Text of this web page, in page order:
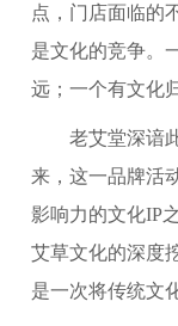
点，门店面临的
是文化的竞争。
远；一个有文化
老艾堂深谙
来，这一品牌活
影响力的文化IP
艾草文化的深度
是一次将传统文